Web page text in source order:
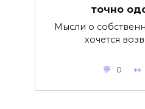
точно
Мысли о
хочется
0